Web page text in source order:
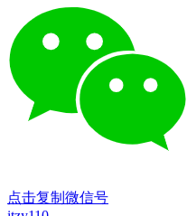
点击复制微信号